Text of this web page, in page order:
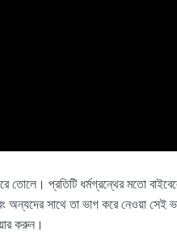
প্রতিটি ধর্মগ্রন্থের মতো
অন্যদের সাথে তা ভাগ করে নেওয়া সেই
করুন।